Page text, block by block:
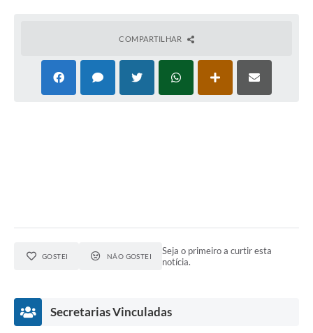
Lixo - Aprenda a separar
Requerimentos
Contato
COMPARTILHAR
GOSTEI NÃO GOSTEI
Seja o primeiro a curtir esta
notícia.
Secretarias Vinculadas